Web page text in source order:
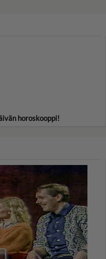
horoskooppi!